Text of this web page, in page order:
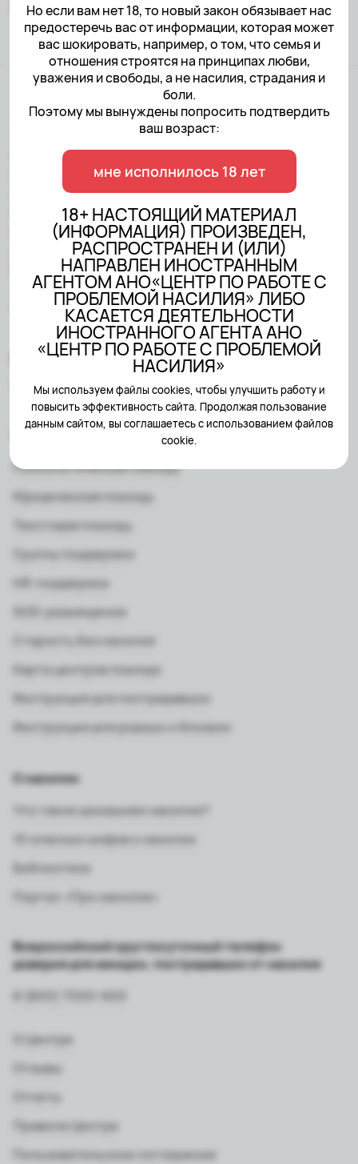
Но если вам нет 18, то новый закон обязывает нас
предостеречь вас от информации, которая может
вас шокировать, например, о том, что семья и
отношения строятся на принципах любви,
уважения и свободы, а не насилия, страдания и
боли.
Поэтому мы вынуждены попросить подтвердить
ваш возраст:
мне исполнилось 18 лет
18+ НАСТОЯЩИЙ МАТЕРИАЛ
(ИНФОРМАЦИЯ) ПРОИЗВЕДЕН,
РАСПРОСТРАНЕН И (ИЛИ)
НАПРАВЛЕН ИНОСТРАННЫМ
АГЕНТОМ АНО«ЦЕНТР ПО РАБОТЕ С
ПРОБЛЕМОЙ НАСИЛИЯ» ЛИБО
КАСАЕТСЯ ДЕЯТЕЛЬНОСТИ
ИНОСТРАННОГО АГЕНТА АНО
«ЦЕНТР ПО РАБОТЕ С ПРОБЛЕМОЙ
НАСИЛИЯ»
Мы используем файлы cookies, чтобы улучшить работу и
повысить эффективность сайта. Продолжая пользование
данным сайтом, вы соглашаетесь с использованием файлов
cookie.
18+ НАСТОЯЩИЙ МАТЕРИАЛ
(ИНФОРМАЦИЯ) ПРОИЗВЕДЕН,
РАСПРОСТРАНЕН И (ИЛИ)
НАПРАВЛЕН ИНОСТРАННЫМ
АГЕНТОМ АНО«ЦЕНТР ПО
РАБОТЕ С ПРОБЛЕМОЙ
НАСИЛИЯ» ЛИБО КАСАЕТСЯ
ДЕЯТЕЛЬНОСТИ
ИНОСТРАННОГО АГЕНТА АНО
«ЦЕНТР ПО РАБОТЕ С
ПРОБЛЕМОЙ НАСИЛИЯ»
Created bySairus.io
Психологическая помощь
Юридическая помощь
Текстовая помощь
Группы поддержки
HR-поддержка
SOS-размещение
Старость без насилия
Карта центров помощи
Инструкция для пострадавших
Инструкция для родных и близких
О насилии
Что такое домашнее насилие?
10 опасных мифов о насилии
Библиотека
Портал «Про насилие»
Всероссийский круглосуточный телефон
доверия для женщин, пострадавших от насилия
8 (800) 7000-600
О Центре
Отзывы
Отчеты
Правила Центра
Пользовательское соглашение